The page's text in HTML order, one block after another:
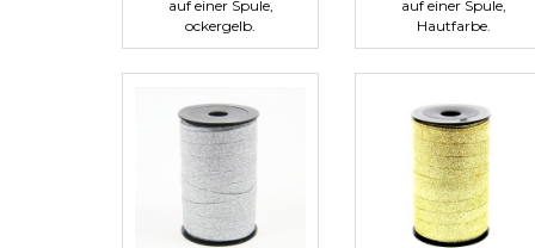
auf einer Spule,
ockergelb.
auf einer Spule,
Hautfarbe.